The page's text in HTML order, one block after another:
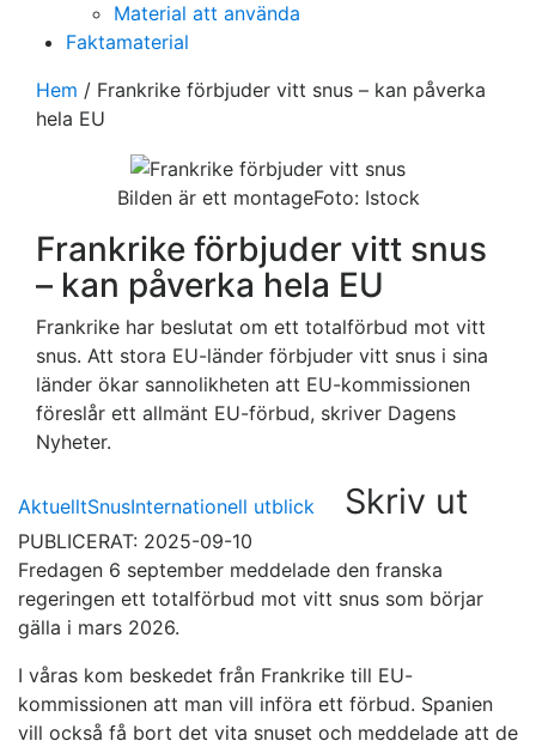
Material att använda
Faktamaterial
Hem / Frankrike förbjuder vitt snus – kan påverka
hela EU
Bilden är ett montageFoto: Istock
Frankrike förbjuder vitt snus
– kan påverka hela EU
Frankrike har beslutat om ett totalförbud mot vitt
snus. Att stora EU-länder förbjuder vitt snus i sina
länder ökar sannolikheten att EU-kommissionen
föreslår ett allmänt EU-förbud, skriver Dagens
Nyheter.
AktuelltSnusInternationell utblick Skriv ut
PUBLICERAT: 2025-09-10
Fredagen 6 september meddelade den franska
regeringen ett totalförbud mot vitt snus som börjar
gälla i mars 2026.
I våras kom beskedet från Frankrike till EU-
kommissionen att man vill införa ett förbud. Spanien
vill också få bort det vita snuset och meddelade att de